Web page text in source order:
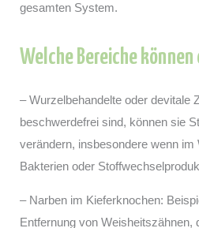
gesamten System.
Welche Bereiche
– Wurzelbehandelte oder devitale
beschwerdefrei sind, können sie
verändern, insbesondere wenn
Bakterien oder
– Narben im Kieferknochen:
Entfernung von Weisheitszähnen,